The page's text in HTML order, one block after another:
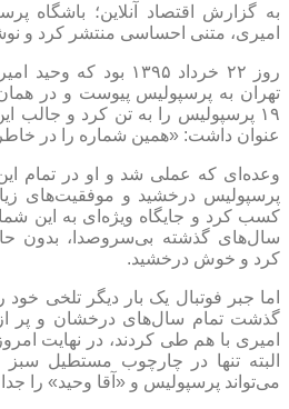
به گزارش اقتصاد آنلاین؛ باشگاه
امیری، متنی احساسی منتشر کرد و
روز ۲۲ خرداد ۱۳۹۵
تهران به پرسپولیس پیوست و در
۱۹ پرسپولیس را به تن کرد و جالب
عنوان داشت: «همین شماره را در
وعده‌ای که عملی شد و او در تمام
پرسپولیس درخشید و موفقیت‌های
کسب کرد و جایگاه ویژه‌ای به این
سال‌های گذشته بی‌سروصدا، بدون
کرد و خوش درخشید.
اما جبر فوتبال یک بار دیگر تلخی خود
گذشت تمام سال‌های درخشان و پر
امیری با هم طی کردند، در نهایت
البته تنها در چارچوب مستطیل
می‌تواند پرسپولیس و «آقا وحید» را